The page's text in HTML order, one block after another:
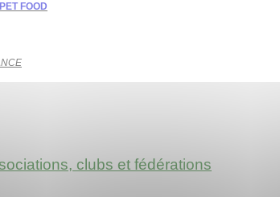
FOOD
clubs et fédérations